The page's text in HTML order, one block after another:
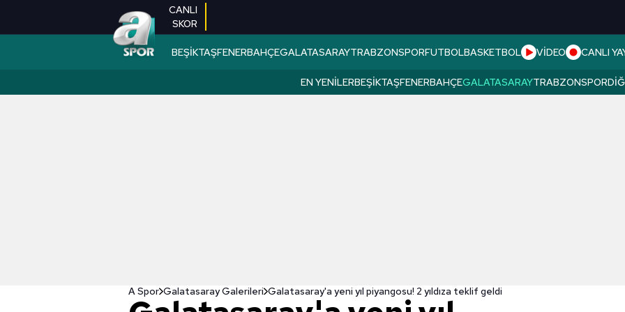
CANLI
SKOR
BEŞİKTAŞFENERBAHÇEGALATASARAYTRABZONSPORFUTBOLBASKETBOL VİDEO CANLI
EN YENILERBEŞIKTAŞFENERBAHÇEGALATASARAYTRABZONSPOR
A Spor Galatasaray Galerileri Galatasaray'a yeni yıl piyangosu! 2 yıldıza teklif geldi